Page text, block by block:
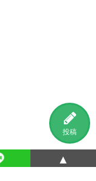
投稿
▲